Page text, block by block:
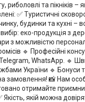
та пікніків –
✅ Туристичні
будинки та кухні
еко-продукція з
можливістю
🔹 Професійні
WhatsApp. 🔹
України 🔹 Бонуси та
📸 Нам
отримайте
якій можна